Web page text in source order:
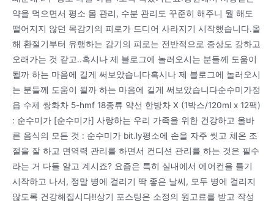
약을 먹으면서 평소 몸 관리, 수분 관리도 꾸준히 해주니 뭘 해도
떨어지지 않던 목감기의 피로가 드디어 사라지기 시작했습니다.올
해 환절기부터 유행하는 감기의 피로는 전반적으로 증상도 강하고
오래가는 것 같고..혹시나 제 블로그에 놀러오시는 분들께 도움이
될까 하는 마음에 길게 써보았습니다혹시나 제 블로그에 놀러오시
는 분들께 도움이 될까 하는 마음에 길게 써보았습니다순수미가정
읍 수제 쌍화차 5-hmf 18종류 약선 한방차 X (1박스/120ml x 12팩)
: 순수미가 [순수미가] 사랑하는 우리 가족을 위한 건강하고 올바
른 음식의 모든 것 : 순수미가 bit.ly평소에 손을 자주 씻고 체온 조
절을 잘 하고 면역력 관리를 하면서 컨디션 관리를 하는 것은 필수
라는 거 다들 알고 계시죠? 요즘은 특히 실내에서 에어컨을 틀기
시작하고 나서, 정말 병에 걸리기 딱 좋은 날씨, 모두 병에 걸리지
않도록 건강해집시다!!상기 포스팅은 소정의 원고료를 받고 작성